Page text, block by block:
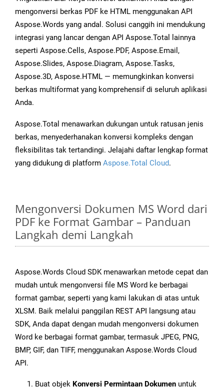
mengonversi berkas PDF ke HTML menggunakan API
Aspose.Words yang andal. Solusi canggih ini mendukung
integrasi yang lancar dengan API Aspose.Total lainnya
seperti Aspose.Cells, Aspose.PDF, Aspose.Email,
Aspose.Slides, Aspose.Diagram, Aspose.Tasks,
Aspose.3D, Aspose.HTML — memungkinkan konversi
berkas multiformat yang komprehensif di seluruh aplikasi
Anda.
Aspose.Total menawarkan dukungan untuk ratusan jenis
berkas, menyederhanakan konversi kompleks dengan
fleksibilitas tak tertandingi. Jelajahi daftar lengkap format
yang didukung di platform Aspose.Total Cloud.
Mengonversi Dokumen MS Word dari
PDF ke Format Gambar – Panduan
Langkah demi Langkah
Aspose.Words Cloud SDK menawarkan metode cepat dan
mudah untuk mengonversi file MS Word ke berbagai
format gambar, seperti yang kami lakukan di atas untuk
XLSM. Baik melalui panggilan REST API langsung atau
SDK, Anda dapat dengan mudah mengonversi dokumen
Word ke berbagai format gambar, termasuk JPEG, PNG,
BMP, GIF, dan TIFF, menggunakan Aspose.Words Cloud
API.
Buat objek Konversi Permintaan Dokumen untuk